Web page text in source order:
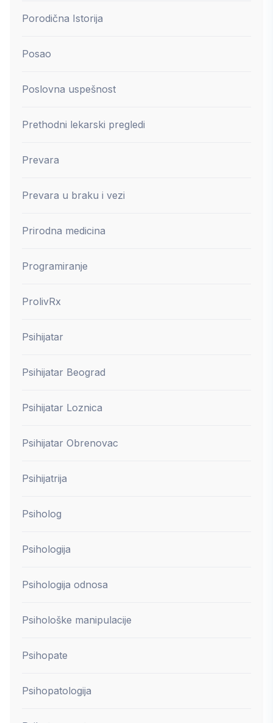
Porodična Istorija
Posao
Poslovna uspešnost
Prethodni lekarski pregledi
Prevara
Prevara u braku i vezi
Prirodna medicina
Programiranje
ProlivRx
Psihijatar
Psihijatar Beograd
Psihijatar Loznica
Psihijatar Obrenovac
Psihijatrija
Psiholog
Psihologija
Psihologija odnosa
Psihološke manipulacije
Psihopate
Psihopatologija